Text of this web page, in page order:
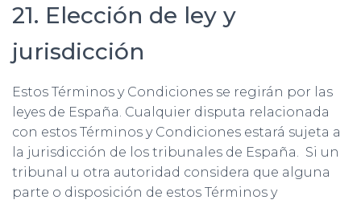
21. Elección de ley y
jurisdicción
Estos Términos y Condiciones se regirán por las
leyes de España. Cualquier disputa relacionada
con estos Términos y Condiciones estará sujeta a
la jurisdicción de los tribunales de España. Si un
tribunal u otra autoridad considera que alguna
parte o disposición de estos Términos y